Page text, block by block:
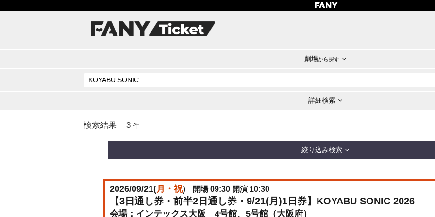
劇場から探す
詳細検索
検索結果 3 件
絞り込み検索
2026/09/21(月・祝) 開場 09:30 開演 10:30
【3日通し券・前半2日通し券・9/21(月)1日券】KOYABU SONIC 2026
インテックス大阪 4号館、5号館（大阪府）